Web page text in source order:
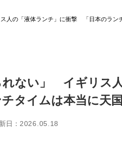
人の「液体ランチ」に衝撃 「日本のラン
れない」 イギリス
タイムは本当に天
日： 2026.05.18